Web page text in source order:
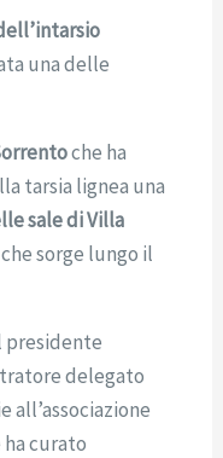
una delle
che ha
tarsia lignea una
sale di Villa
sorge lungo il
presidente
delegato
all’associazione
curato